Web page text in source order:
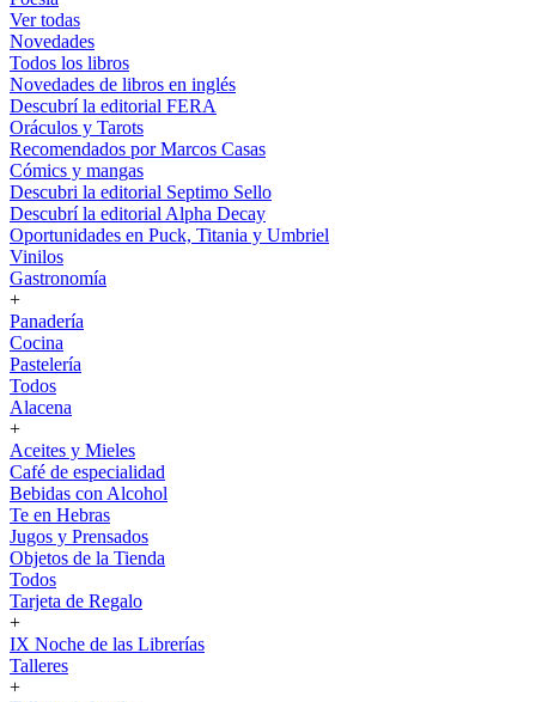
Ver todas
Novedades
Todos los libros
Novedades de libros en inglés
Descubrí la editorial FERA
Oráculos y Tarots
Recomendados por Marcos Casas
Cómics y mangas
Descubri la editorial Septimo Sello
Descubrí la editorial Alpha Decay
Oportunidades en Puck, Titania y Umbriel
Vinilos
Gastronomía
+
Panadería
Cocina
Pastelería
Todos
Alacena
+
Aceites y Mieles
Café de especialidad
Bebidas con Alcohol
Te en Hebras
Jugos y Prensados
Objetos de la Tienda
Todos
Tarjeta de Regalo
+
IX Noche de las Librerías
Talleres
+